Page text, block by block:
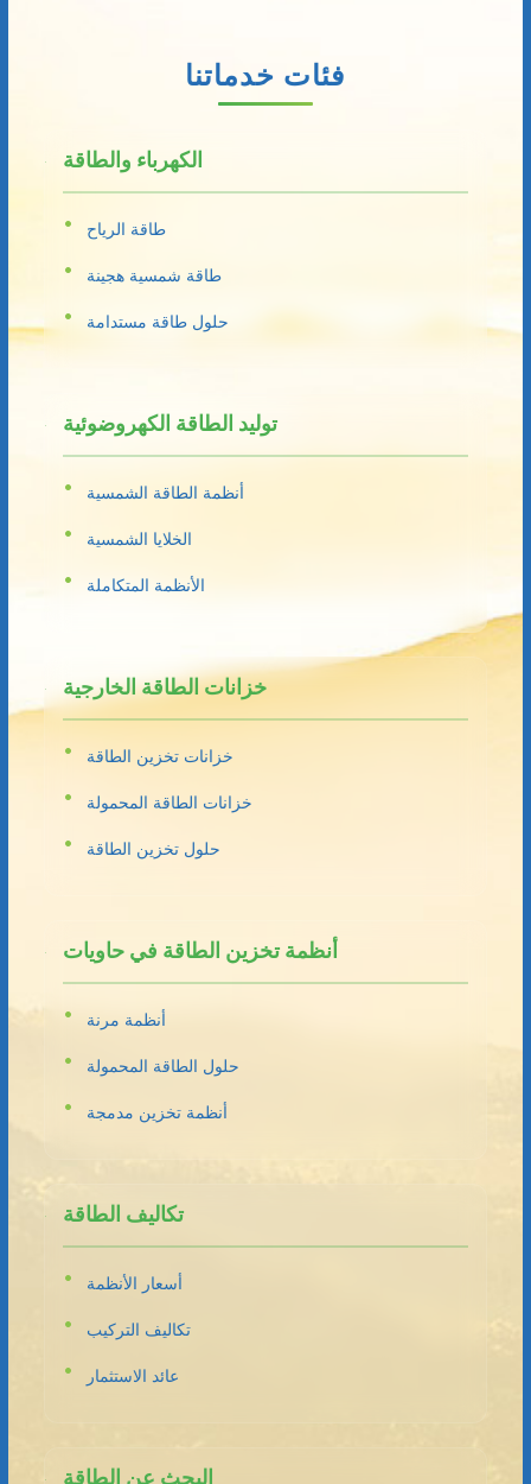
فئات خدماتنا
الكهرباء والطاقة
طاقة الرياح
طاقة شمسية هجينة
حلول طاقة مستدامة
توليد الطاقة الكهروضوئية
أنظمة الطاقة الشمسية
الخلايا الشمسية
الأنظمة المتكاملة
خزانات الطاقة الخارجية
خزانات تخزين الطاقة
خزانات الطاقة المحمولة
حلول تخزين الطاقة
أنظمة تخزين الطاقة في حاويات
أنظمة مرنة
حلول الطاقة المحمولة
أنظمة تخزين مدمجة
تكاليف الطاقة
أسعار الأنظمة
تكاليف التركيب
عائد الاستثمار
البحث عن الطاقة